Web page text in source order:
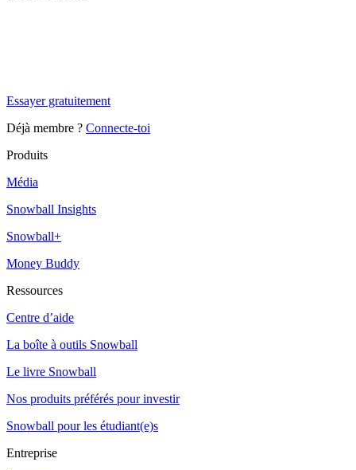
Essayer gratuitement
Déjà membre ? Connecte-toi
Produits
Média
Snowball Insights
Snowball+
Money Buddy
Ressources
Centre d’aide
La boîte à outils Snowball
Le livre Snowball
Nos produits préférés pour investir
Snowball pour les étudiant(e)s
Entreprise